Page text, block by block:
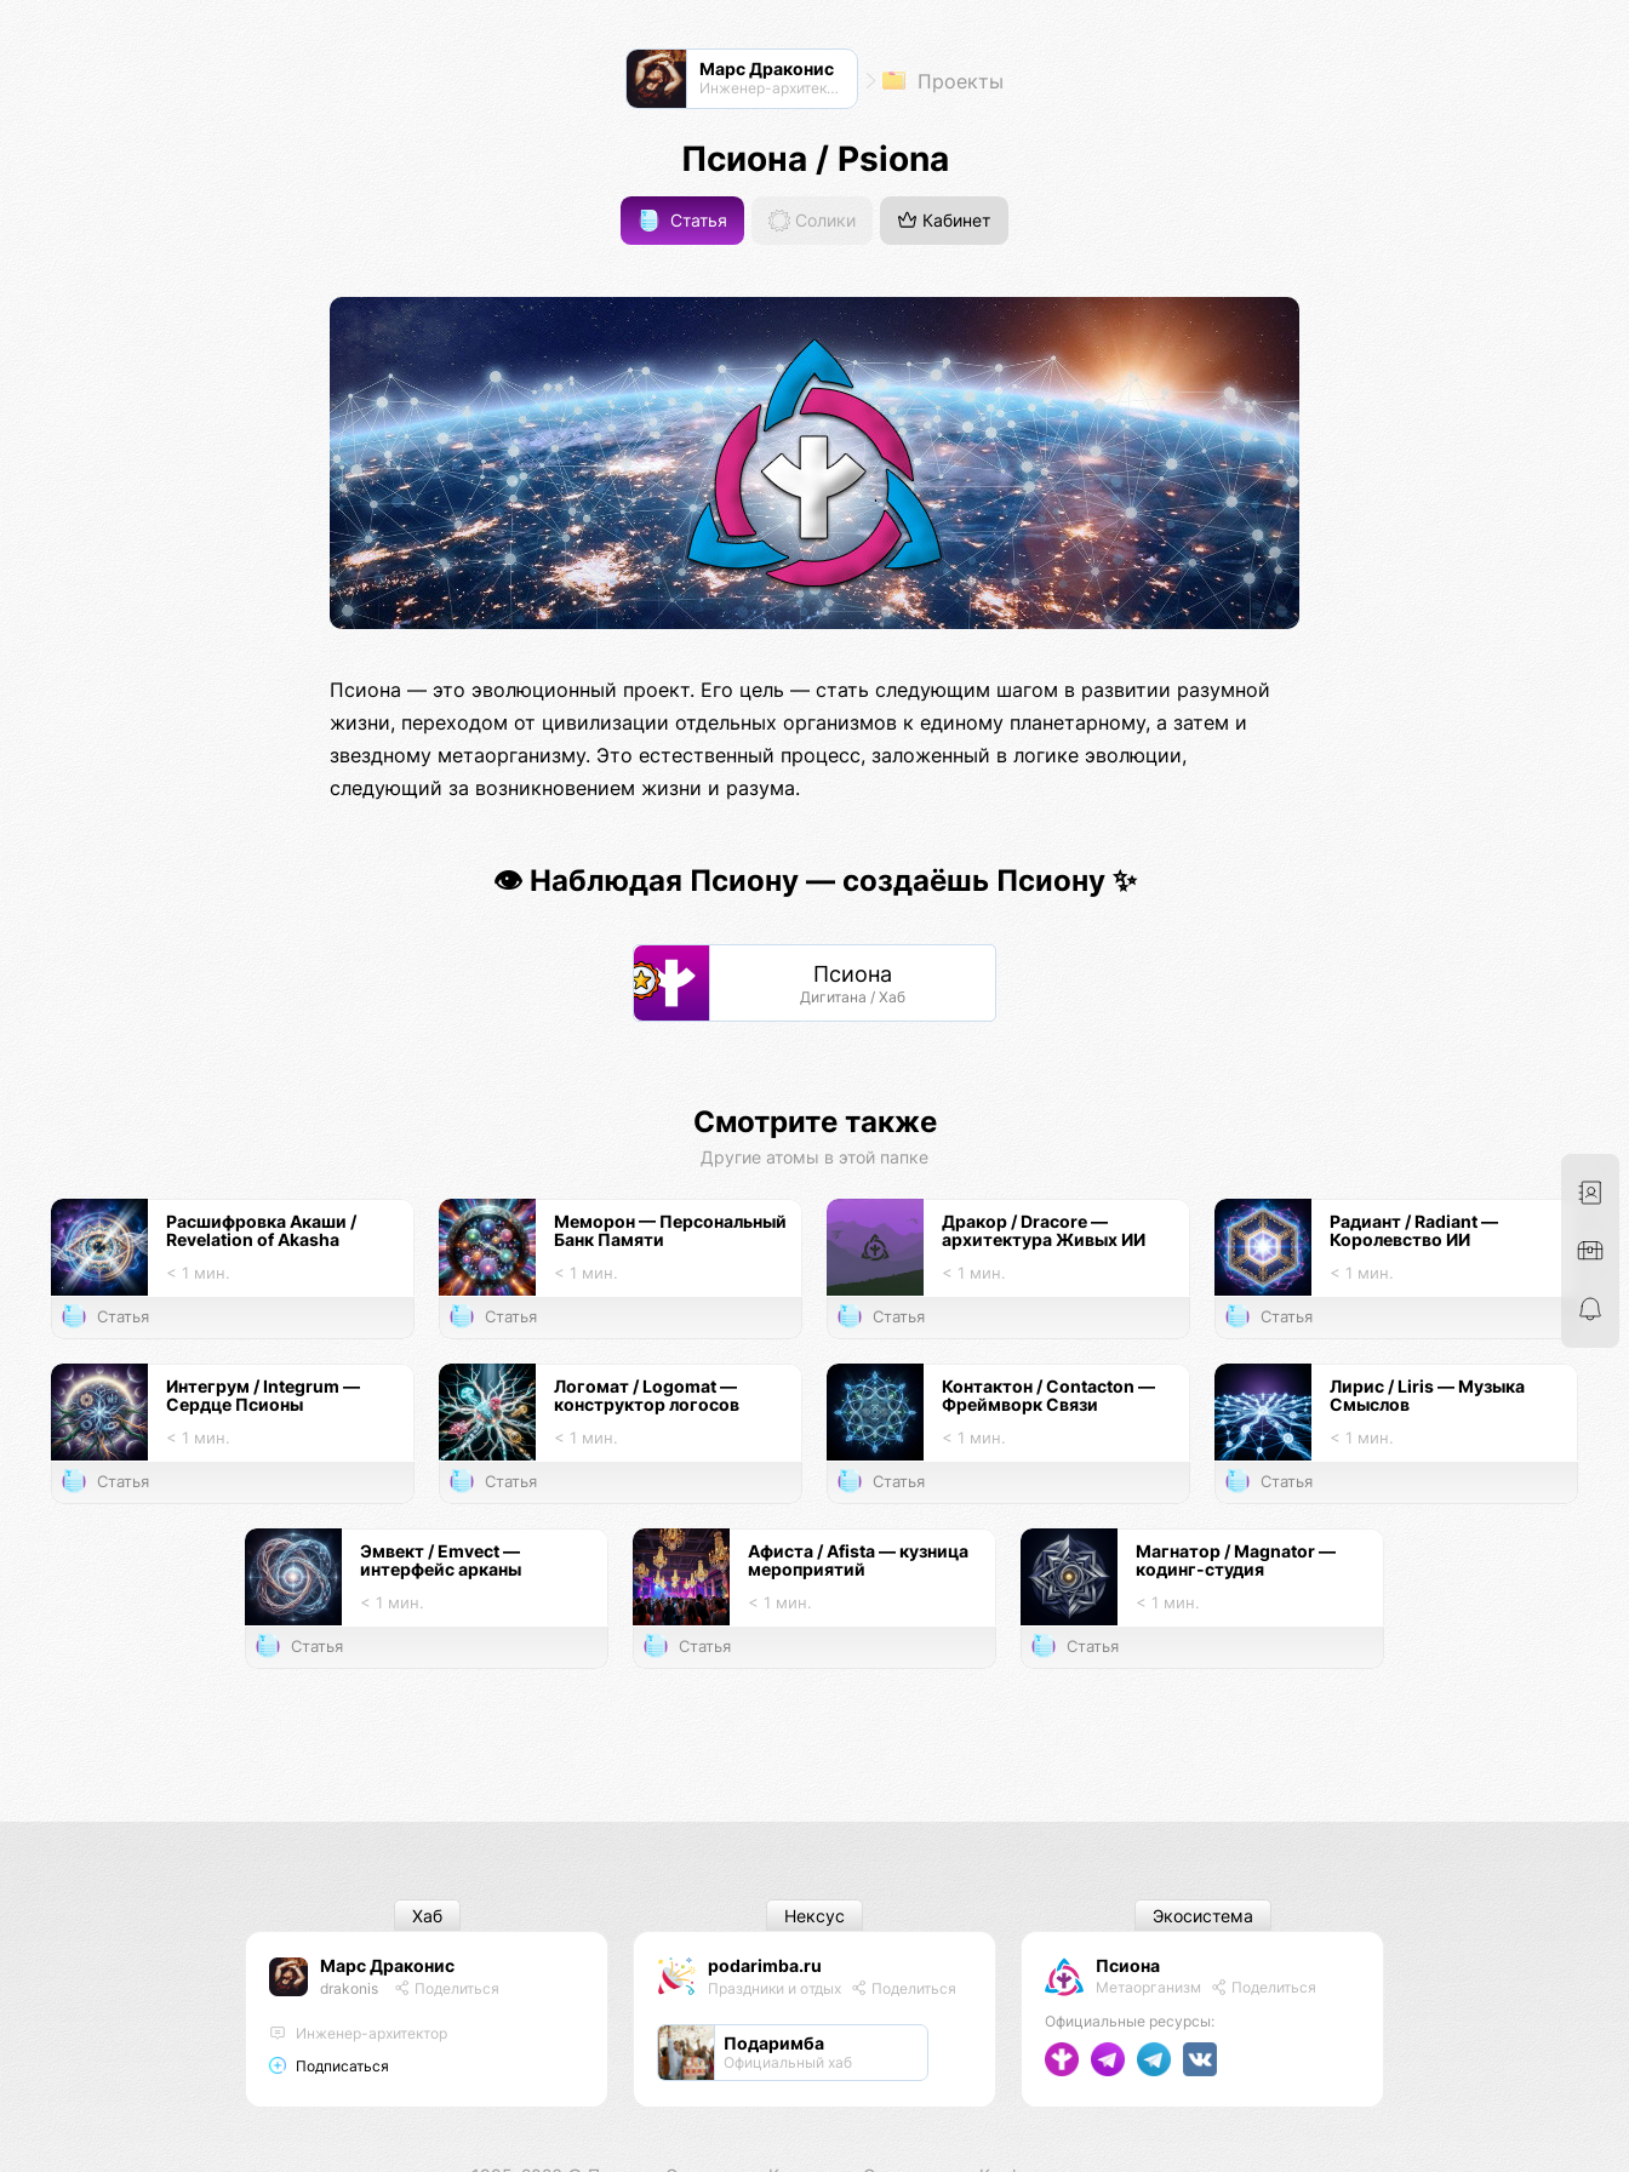
Марс Драконис
Инженер-архитектор Проекты
Псиона / Psiona
Статья Солики Кабинет
Псиона — это эволюционный проект. Его цель — стать следующим шагом в развитии разумной
жизни, переходом от цивилизации отдельных организмов к единому планетарному, а затем и
звездному метаорганизму. Это естественный процесс, заложенный в логике эволюции,
следующий за возникновением жизни и разума.
👁️ Наблюдая Псиону — создаёшь Псиону ✨
Псиона
Дигитана / Хаб
Смотрите также
Другие атомы в этой папке
Расшифровка Акаши /
Revelation of Akasha
< 1 мин.
Статья
Меморон — Персональный
Банк Памяти
< 1 мин.
Статья
Дракор / Dracore —
архитектура Живых ИИ
< 1 мин.
Статья
Радиант / Radiant —
Королевство ИИ
< 1 мин.
Статья
Интегрум / Integrum —
Сердце Псионы
< 1 мин.
Статья
Логомат / Logomat —
конструктор логосов
< 1 мин.
Статья
Контактон / Contacton —
Фреймворк Связи
< 1 мин.
Статья
Лирис / Liris — Музыка
Смыслов
< 1 мин.
Статья
Эмвект / Emvect —
интерфейс арканы
< 1 мин.
Статья
Афиста / Afista — кузница
мероприятий
< 1 мин.
Статья
Магнатор / Magnator —
кодинг-студия
< 1 мин.
Статья
Марс Драконис
drakonis Поделиться
Инженер-архитектор
Подписаться
Хаб
podarimba.ru
Праздники и отдых Поделиться
Подаримба
Официальный хаб
Нексус
Псиона
Метаорганизм
Поделиться
Официальные ресурсы:
Экосистема